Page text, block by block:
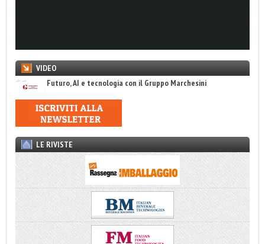
VIDEO
Futuro, AI e tecnologia con il Gruppo Marchesini
LE RIVISTE